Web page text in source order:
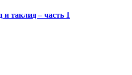
таклид – часть 1